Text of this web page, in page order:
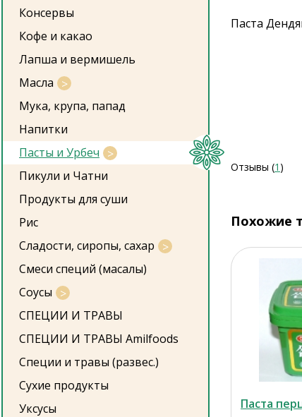
Консервы
Кофе и какао
Лапша и вермишель
Масла
Мука, крупа, папад
Напитки
Пасты и Урбеч
Пикули и Чатни
Продукты для суши
Рис
Сладости, сиропы, сахар
Смеси специй (масалы)
Соусы
СПЕЦИИ И ТРАВЫ
СПЕЦИИ И ТРАВЫ Amilfoods
Специи и травы (развес.)
Сухие продукты
Уксусы
Паста
Отзывы (1 )
Похожие
Паста